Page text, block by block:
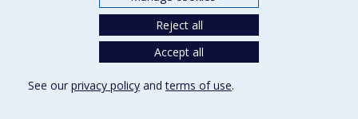
Nos départements et écoles
Reject all
Accept all
See our privacy policy andterms of use.